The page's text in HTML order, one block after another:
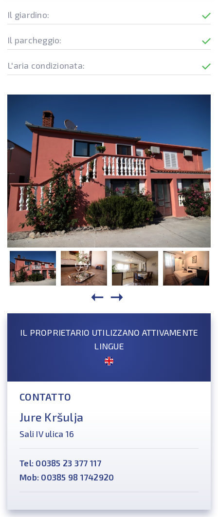
Il giardino:
Il parcheggio:
L'aria condizionata:
IL PROPRIETARIO UTILIZZANO ATTIVAMENTE
LINGUE
CONTATTO
Jure Kršulja
Sali IV ulica 16
Tel: 00385 23 377 117
Mob: 00385 98 1742920